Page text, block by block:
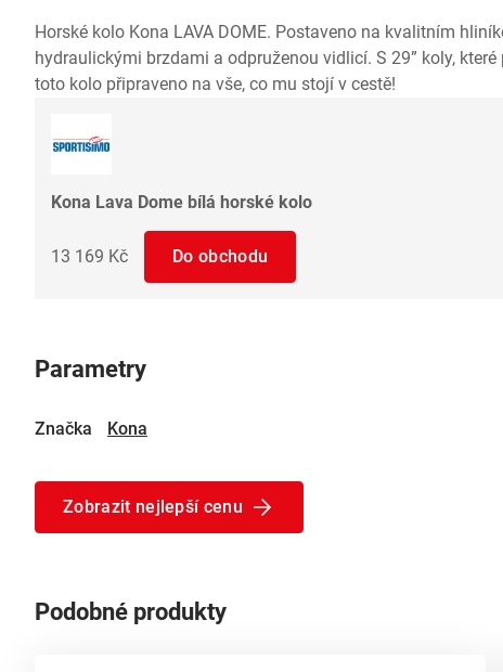
Horské kolo Kona LAVA DOME. Postaveno na kvalitním
hydraulickými brzdami a odpruženou vidlicí. S 29” koly, které
toto kolo připraveno na vše, co mu stojí v cestě!
Kona Lava Dome bílá horské kolo
13 169 Kč Do obchodu
Parametry
Značka Kona
Zobrazit nejlepší cenu
Podobné produkty